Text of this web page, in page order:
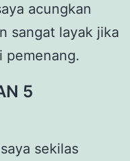
acungkan
sangat layak jika
pemenang.
5
sekilas